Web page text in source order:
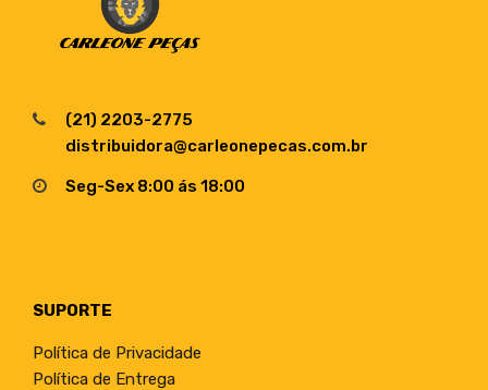
(21) 2203-2775
distribuidora@carleonepecas.com.br
Seg-Sex 8:00 ás 18:00
SUPORTE
Política de Privacidade
Política de Entrega